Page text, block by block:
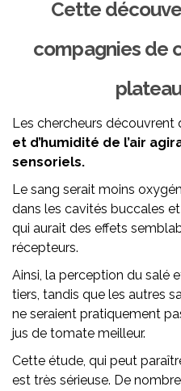
Cette
compagnies de
Les chercheurs découvrent
et d’humidité de l’air
sensoriels.
Le sang serait moins
dans les cavités buccales
qui aurait des effets
récepteurs.
Ainsi, la perception du salé
tiers, tandis que les autres
ne seraient pratiquement
jus de tomate meilleur.
Cette étude, qui peut
est très sérieuse. De